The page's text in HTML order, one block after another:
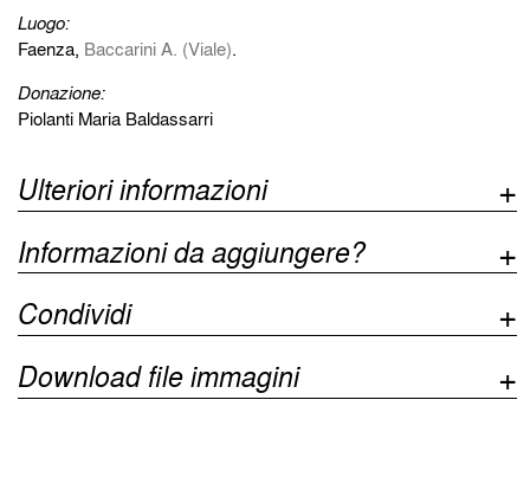
Luogo:
Faenza, Baccarini A. (Viale).
Donazione:
Piolanti Maria Baldassarri
Ulteriori informazioni
Informazioni da aggiungere?
Condividi
Download file immagini